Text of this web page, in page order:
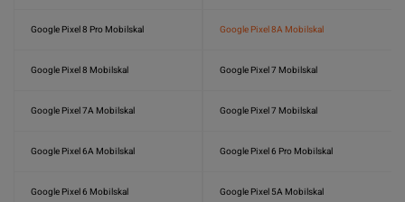
Google Pixel 8 Pro Mobilskal Google Pixel 8A Mobilskal
Google Pixel 8 Mobilskal Google Pixel 7 Mobilskal
Google Pixel 7A Mobilskal Google Pixel 7 Mobilskal
Google Pixel 6A Mobilskal Google Pixel 6 Pro Mobilskal
Google Pixel 6 Mobilskal Google Pixel 5A Mobilskal